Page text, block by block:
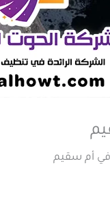
أم سقيم